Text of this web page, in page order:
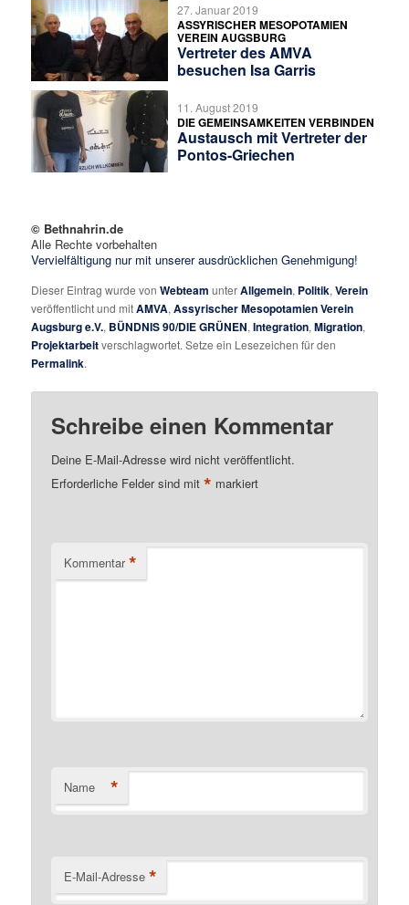
27. Januar 2019
ASSYRISCHER MESOPOTAMIEN
VEREIN AUGSBURG
Vertreter des AMVA
besuchen Isa Garris
11. August 2019
DIE GEMEINSAMKEITEN VERBINDEN
Austausch mit Vertreter der
Pontos-Griechen
© Bethnahrin.de
Alle Rechte vorbehalten
Vervielfältigung nur mit unserer ausdrücklichen Genehmigung!
Dieser Eintrag wurde vonWebteam unterAllgemein, Politik,Verein
veröffentlicht und mitAMVA,Assyrischer Mesopotamien Verein
Augsburg e.V., BÜNDNIS 90/DIE GRÜNEN,Integration,Migration,
Projektarbeitverschlagwortet. Setze ein Lesezeichen für den
Permalink.
Schreibe einen Kommentar
Deine E-Mail-Adresse wird nicht veröffentlicht.
Erforderliche Felder sind mit* markiert
Kommentar *
Name *
E-Mail-Adresse *